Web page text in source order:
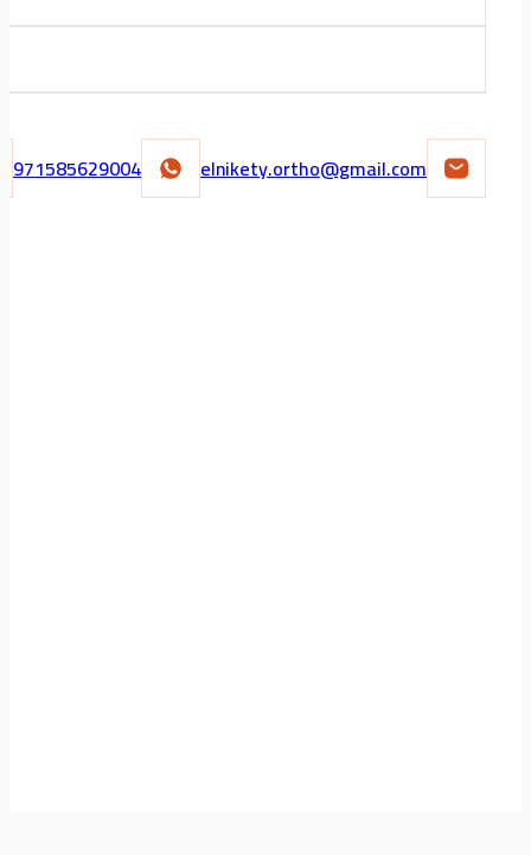
elnikety.ortho@gmail.com
971585629004